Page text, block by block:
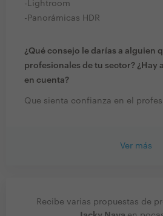
-Lightroom
-Panorámicas HDR
¿Qué consejo le darías a alguien
profesionales de tu sector? ¿Hay
en cuenta?
Que sienta confianza en el
Ver más
Recibe varias propuestas de